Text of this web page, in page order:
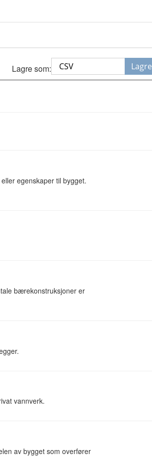
Lagre som: Lagre
egenskaper til bygget.
bærekonstruksjoner er
vannverk.
av bygget som overfører